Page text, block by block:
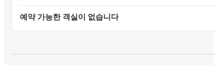
예약 가능한 객실이 없습니다